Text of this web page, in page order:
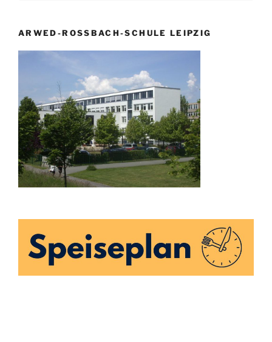
ARWED-ROSSBACH-SCHULE LEIPZIG